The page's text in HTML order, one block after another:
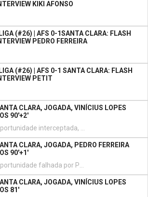
KIKI AFONSO
LIGA (#26) | AFS 0-1SANTA CLARA: FLASH
PEDRO FERREIRA
LIGA (#26) | AFS 0-1 SANTA CLARA: FLASH
PETIT
CLARA, JOGADA, VINÍCIUS LOPES
90'+2'
Oportunidade interceptada, Vinícius Lopes remate com o pé direito do lado esquerdo da área. Assistência de Serginho.
CLARA, JOGADA, PEDRO FERREIRA
90'+1'
Oportunidade falhada por Pedro Ferreira remate com o pé direito de fora da área depois de um livre.
CLARA, JOGADA, VINÍCIUS LOPES
81'